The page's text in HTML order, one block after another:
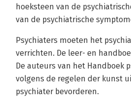
hoeksteen van de
van de psychiatrische
Psychiaters moeten het
verrichten. De leer- en
De auteurs van het Handboek
volgens de regelen der kunst
psychiater bevorderen.